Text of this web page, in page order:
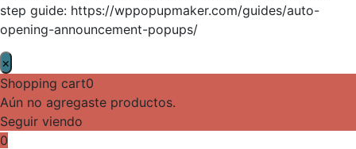
step guide: https://wppopupmaker.com/guides/auto-
opening-announcement-popups/
×
Shopping cart0
Aún no agregaste productos.
Seguir viendo
0